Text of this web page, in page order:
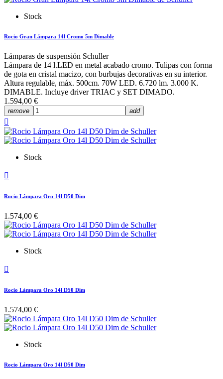
Stock
Rocio Gran Lámpara 14l Cromo 5m Dimable
Lámparas de suspensión Schuller
Lámpara de 14 l.LED en metal acabado cromo. Tulipas con forma
de gota en cristal macizo, con burbujas decorativas en su interior.
Altura regulable, máx. 500cm. 70W LED. 6.720 lm. 3.000 K.
DIMABLE. Incluye driver TRIAC y SET DIMADO.
1.594,00 €
remove add

Stock

Rocio Lámpara Oro 14l D50 Dim
1.574,00 €
Stock

Rocio Lámpara Oro 14l D50 Dim
1.574,00 €
Stock
Rocio Lámpara Oro 14l D50 Dim